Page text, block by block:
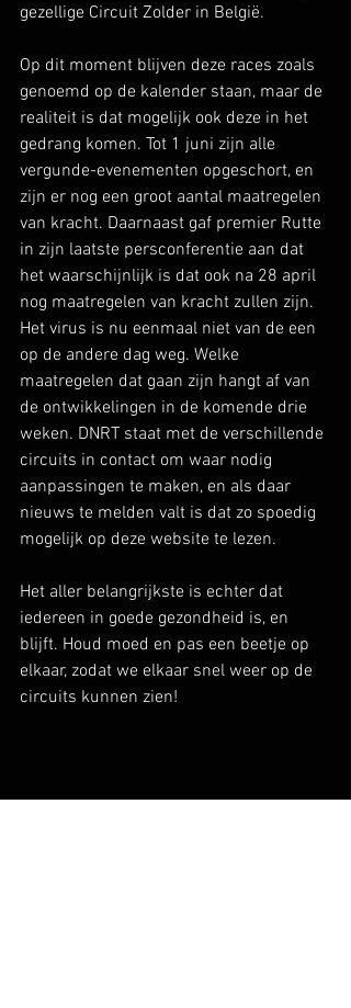
gezellige Circuit Zolder in België.
Op dit moment blijven deze races zoals
genoemd op de kalender staan, maar de
realiteit is dat mogelijk ook deze in het
gedrang komen. Tot 1 juni zijn alle
vergunde-evenementen opgeschort, en
zijn er nog een groot aantal maatregelen
van kracht. Daarnaast gaf premier Rutte
in zijn laatste persconferentie aan dat
het waarschijnlijk is dat ook na 28 april
nog maatregelen van kracht zullen zijn.
Het virus is nu eenmaal niet van de een
op de andere dag weg. Welke
maatregelen dat gaan zijn hangt af van
de ontwikkelingen in de komende drie
weken. DNRT staat met de verschillende
circuits in contact om waar nodig
aanpassingen te maken, en als daar
nieuws te melden valt is dat zo spoedig
mogelijk op deze website te lezen.
Het aller belangrijkste is echter dat
iedereen in goede gezondheid is, en
blijft. Houd moed en pas een beetje op
elkaar, zodat we elkaar snel weer op de
circuits kunnen zien!